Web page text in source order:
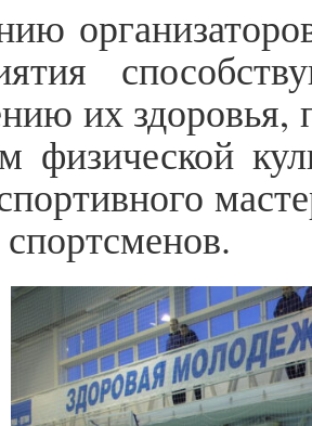
их
физической